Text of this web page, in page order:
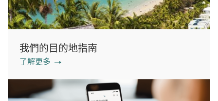
我們的目的地指南
了解更多